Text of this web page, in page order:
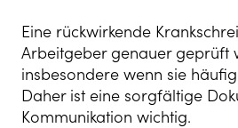
Eine rückwirkende
Arbeitgeber genauer geprüft
insbesondere wenn sie
Daher ist eine sorgfältige
Kommunikation wichtig.